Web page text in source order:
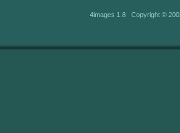
4images 1.8 Copyright ©